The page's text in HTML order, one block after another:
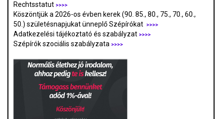
Rechtsstatut >>>>
Köszöntjük a 2026-os évben kerek (90. 85., 80., 75., 70., 60.,
50.) születésnapjukat ünneplő Szépírókat
>>>>
Adatkezelési tájékoztató és szabályzat >>>>
Szépírók szociális szabályzata >>>>